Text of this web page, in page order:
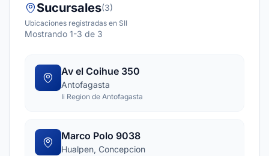
Sucursales(3)
Ubicaciones registradas en SII
Mostrando 1-3 de 3
Av el Coihue 350
Antofagasta
Ii Region de Antofagasta
Marco Polo 9038
Hualpen, Concepcion